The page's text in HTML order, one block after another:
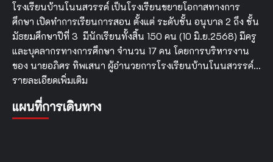
โรงเรียนบ้านโนนสวรรค์ เป็นโรงเรียนขยายโอกาสทางการ
ศึกษา เปิดทำการเรียนการสอน ตั้งแต่ ระดับชั้น อนุบาล 2 ถึง ชั้น
มัธยมศึกษาปีที่ 3 มีนักเรียนทั้งสิ้น 150 คน (10 มิ.ย.2568) มีครู
และบุคลากรทางการศึกษา จำนวน 17 คน โดยการบริหารงาน
ของ นายอภิศร ทิพเสนา ผู้อำนวยการโรงเรียนบ้านโนนสวรรค์…
รายละเอียดเพิ่มเติม
แผนที่การเดินทาง